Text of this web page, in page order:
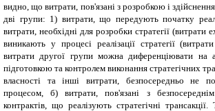
видно, що витрати, пов'язані з розробкою і
дві групи: 1) витрати, що передують початку
витрати, необхідні для розробки стратегії (витрати
виникають у процесі реалізації стратегії
витрати другої групи можна диференціювати на
підготовкою та контролем виконання стратегічних
власності та інші витрати, безпосередньо не
процесом, б) витрати, пов'язані з
контрактів, що реалізують стратегічні